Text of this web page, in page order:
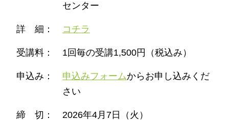
センター
詳 細： コチラ
受講料： 1回毎の受講1,500円（税込み）
申込み： 申込みフォームからお申し込みくだ
さい
締 切： 2026年4月7日（火）